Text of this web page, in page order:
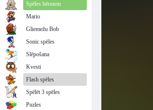
Spēles bērniem
Mario
Gliemežu Bob
Sonic spēles
Slēpošana
Kvesti
Flash spēles
Spēlēt 3 spēles
Puzles